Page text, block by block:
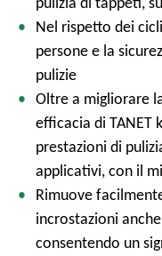
Nel rispetto dei
persone e la
pulizie
Oltre a migliorare
efficacia di TANET
prestazioni di
applicativi, con il
Rimuove
incrostazioni
consentendo un